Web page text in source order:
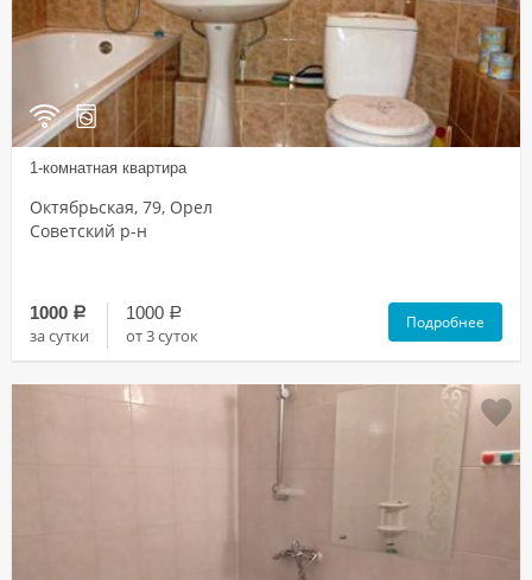
1-комнатная квартира
Октябрьская, 79, Орел
Советский р-н
1000 a
за сутки
1000 a
от 3 суток
Подробнее